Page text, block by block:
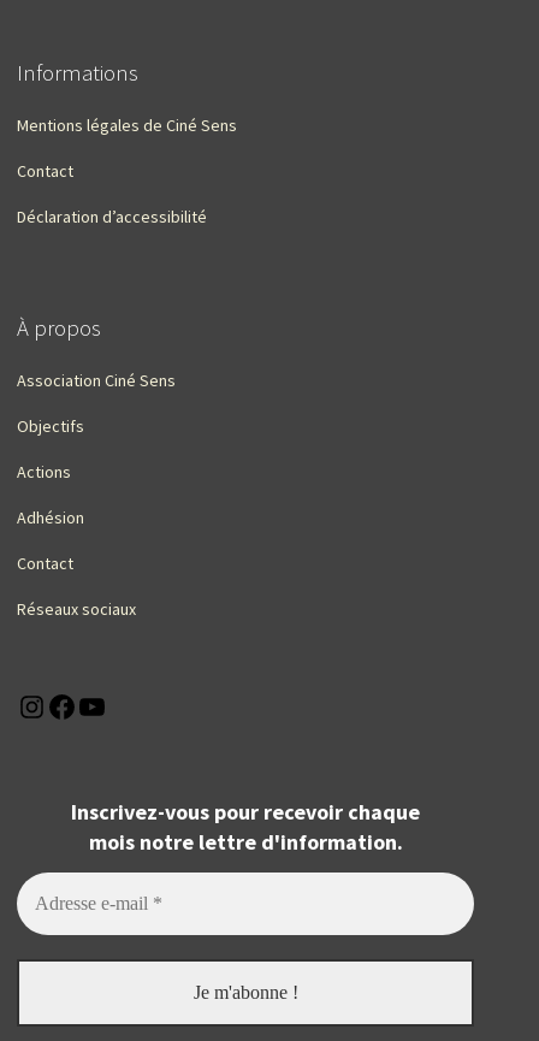
Informations
Mentions légales de Ciné Sens
Contact
Déclaration d’accessibilité
À propos
Association Ciné Sens
Objectifs
Actions
Adhésion
Contact
Réseaux sociaux
Instagram
Facebook
Inscrivez-vous pour recevoir chaque
mois notre lettre d'information.